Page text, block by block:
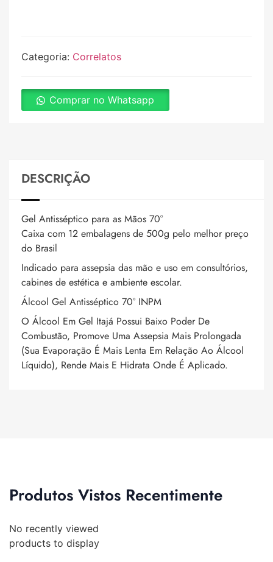
Categoria: Correlatos
Comprar no Whatsapp
DESCRIÇÃO
Gel Antisséptico para as Mãos 70°
Caixa com 12 embalagens de 500g pelo melhor preço
do Brasil
Indicado para assepsia das mão e uso em consultórios,
cabines de estética e ambiente escolar.
Álcool Gel Antisséptico 70° INPM
O Álcool Em Gel Itajá Possui Baixo Poder De
Combustão, Promove Uma Assepsia Mais Prolongada
(Sua Evaporação É Mais Lenta Em Relação Ao Álcool
Líquido), Rende Mais E Hidrata Onde É Aplicado.
Produtos Vistos Recentimente
No recently viewed
products to display